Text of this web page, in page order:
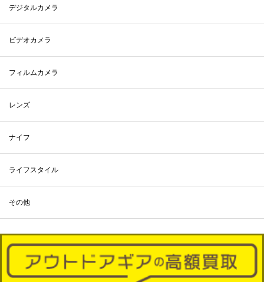
デジタルカメラ
ビデオカメラ
フィルムカメラ
レンズ
ナイフ
ライフスタイル
その他